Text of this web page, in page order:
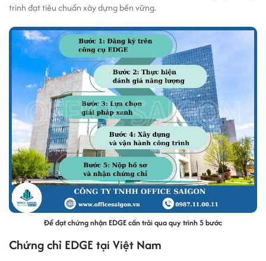
trình đạt tiêu chuẩn xây dựng bền vững.
Để đạt chứng nhận EDGE cần trải qua quy trình 5 bước
Chứng chỉ EDGE tại Việt Nam